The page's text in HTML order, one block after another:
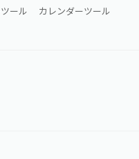
ール
カレンダーツール